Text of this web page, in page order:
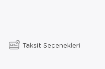
Taksit Seçenekleri